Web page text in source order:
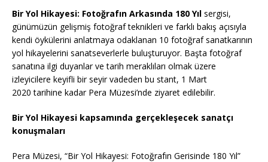
Bir Yol Hikayesi: Fotoğrafın Arkasında 180 Yıl sergisi,
günümüzün gelişmiş fotoğraf teknikleri ve farklı bakış açısıyla
kendi öykülerini anlatmaya odaklanan 10 fotoğraf sanatkarının
yol hikayelerini sanatseverlerle buluşturuyor. Başta fotoğraf
sanatına ilgi duyanlar ve tarih meraklıları olmak üzere
izleyicilere keyifli bir seyir vadeden bu stant, 1 Mart
2020 tarihine kadar Pera Müzesi’nde ziyaret edilebilir.
Bir Yol Hikayesi kapsamında gerçekleşecek sanatçı
konuşmaları
Pera Müzesi, “Bir Yol Hikayesi: Fotoğrafın Gerisinde 180 Yıl”